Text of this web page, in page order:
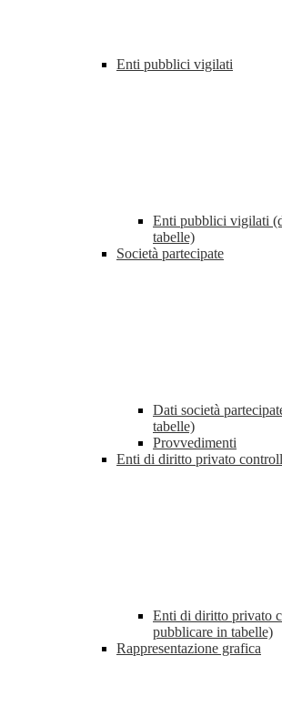
Enti pubblici vigilati
Enti pubblici vigilati
tabelle)
Società partecipate
Dati società
tabelle)
Provvedimenti
Enti di diritto privato
Enti di diritto privato
pubblicare in tabelle)
Rappresentazione grafica